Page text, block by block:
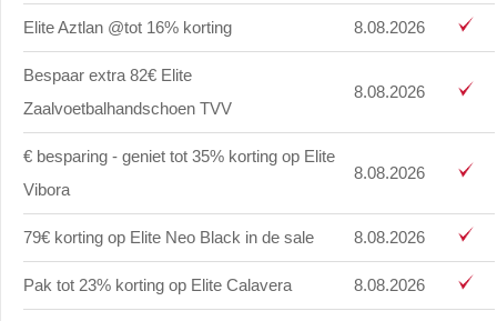
Elite Aztlan @tot 16% korting 8.08.2026
Bespaar extra 82€ Elite
Zaalvoetbalhandschoen TVV
8.08.2026
€ besparing - geniet tot 35% korting op Elite
Vibora
8.08.2026
79€ korting op Elite Neo Black in de sale 8.08.2026
Pak tot 23% korting op Elite Calavera 8.08.2026